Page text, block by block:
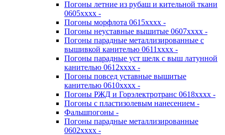
Погоны летние из рубаш и кительной ткани
0605хххх -
Погоны морфлота 0615хххх -
Погоны неуставные вышитые 0607хххх -
Погоны парадные металлизированные с
вышивкой канителью 0611хххх -
Погоны парадные уст шелк с выш латунной
канителью 0612хххх -
Погоны повсед уставные вышитые
канителью 0610хххх -
Погоны РЖД и Горэлектротранс 0618хххх -
Погоны с пластизолевым нанесением -
Фальшпогоны -
Погоны парадные металлизированные
0602хххх -